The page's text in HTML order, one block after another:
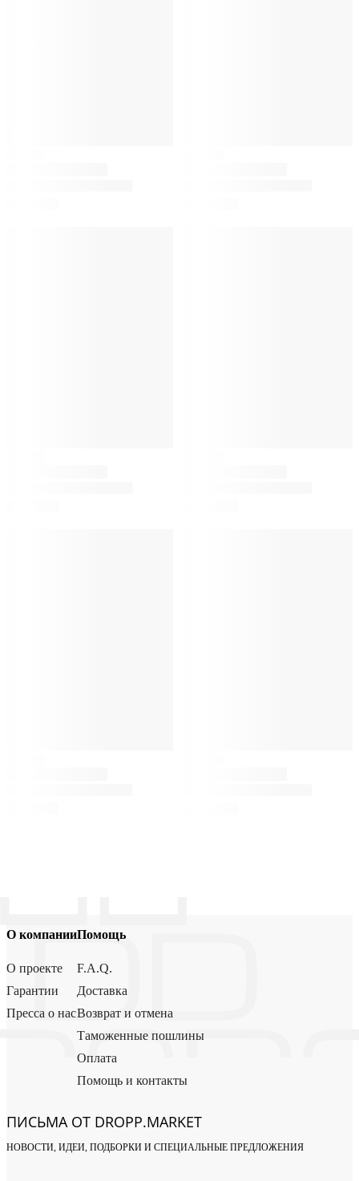
О компании
О проекте
Гарантии
Пресса о нас
Помощь
F.A.Q.
Доставка
Возврат и отмена
Таможенные пошлины
Оплата
Помощь и контакты
ПИСЬМА ОТ DROPP.MARKET
НОВОСТИ, ИДЕИ, ПОДБОРКИ И СПЕЦИАЛЬНЫЕ ПРЕДЛОЖЕНИЯ